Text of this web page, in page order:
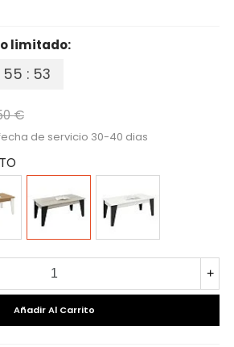
limitado:
55 : 52
€
de servicio 30-40 dias
GRAFITO
GRAFITO
+
Añadir Al Carrito